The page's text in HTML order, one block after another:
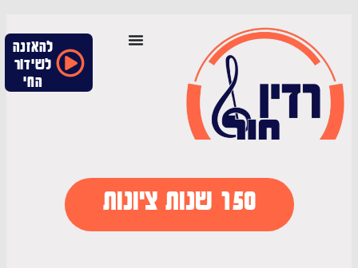
להאזנה
לשידור
החי
150 שנות ציונות